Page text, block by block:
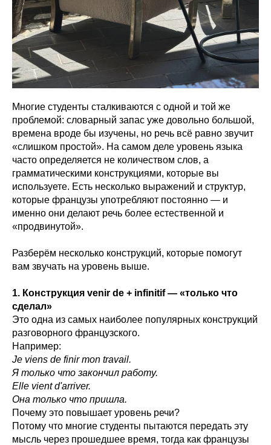
Многие студенты сталкиваются с одной и той же
проблемой: словарный запас уже довольно большой,
времена вроде бы изучены, но речь всё равно звучит
«слишком простой». На самом деле уровень языка
часто определяется не количеством слов, а
грамматическими конструкциями, которые вы
используете. Есть несколько выражений и структур,
которые французы употребляют постоянно — и
именно они делают речь более естественной и
«продвинутой».
Разберём несколько конструкций, которые помогут
вам звучать на уровень выше.
1. Конструкция venir de + infinitif — «только что
сделал»
Это одна из самых наиболее популярных конструкций
разговорного французского.
Например:
Je viens de finir mon travail.
Я только что закончил работу.
Elle vient d'arriver.
Она только что пришла.
Почему это повышает уровень речи?
Потому что многие студенты пытаются передать эту
мысль через прошедшее время, тогда как французы